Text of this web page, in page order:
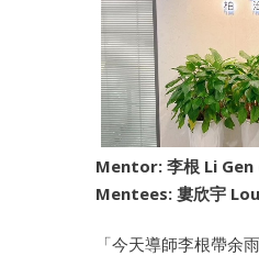
Mentor: 李根 Li Gen
Mentees: 婁欣宇
「今天導師李根帶余